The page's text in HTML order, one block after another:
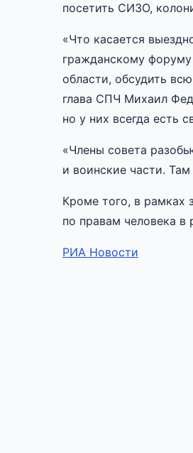
посетить СИЗО,
«Что касается
гражданскому
области, обсудить
глава СПЧ Михаил
но у них всегда есть
«Члены совета
и воинские части.
Кроме того, в рамках
по правам человека в
РИА Новости